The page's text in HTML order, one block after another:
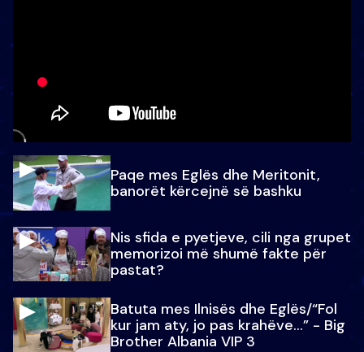
Paqe mes Eglës dhe Meritonit,
banorët kërcejnë së bashku
Nis sfida e pyetjeve, cili nga grupet
memorizoi më shumë fakte për
pastat?
Batuta mes Ilnisës dhe Eglës/“Fol
kur jam aty, jo pas krahëve…” - Big
Brother Albania VIP 3